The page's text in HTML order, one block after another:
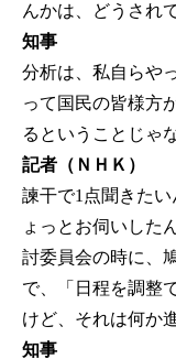
んかは、どうされ
知事
分析は、私自らや
って国民の皆様方
るということじゃ
記者（ＮＨＫ）
諫干で1点聞きた
ょっとお伺いした
討委員会の時に、
で、「日程を調整
けど、それは何か
知事